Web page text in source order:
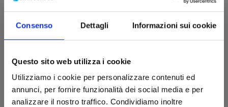
Consenso Dettagli Informazioni sui cookie
Questo sito web utilizza i cookie
Utilizziamo i cookie per personalizzare contenuti ed
annunci, per fornire funzionalità dei social media e per
analizzare il nostro traffico. Condividiamo inoltre